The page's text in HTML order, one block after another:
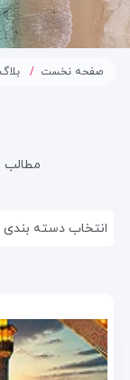
صفحه نخست بلاگ
مطالب
انتخاب دسته